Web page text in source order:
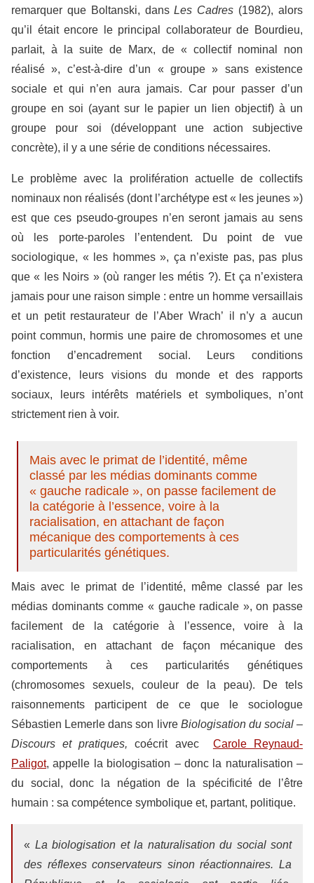
remarquer que Boltanski, dansLes Cadres (1982), alors
qu’il était encore le principal collaborateur de Bourdieu,
parlait, à la suite de Marx, de « collectif nominal non
réalisé », c’est-à-dire d’un « groupe » sans existence
sociale et qui n’en aura jamais. Car pour passer d’un
groupe en soi (ayant sur le papier un lien objectif) à un
groupe pour soi (développant une action subjective
concrète), il y a une série de conditions nécessaires.
Le problème avec la prolifération actuelle de collectifs
nominaux non réalisés (dont l’archétype est « les jeunes »)
est que ces pseudo-groupes n’en seront jamais au sens
où les porte-paroles l’entendent. Du point de vue
sociologique, « les hommes », ça n’existe pas, pas plus
que « les Noirs » (où ranger les métis ?). Et ça n’existera
jamais pour une raison simple : entre un homme versaillais
et un petit restaurateur de l’Aber Wrach’ il n’y a aucun
point commun, hormis une paire de chromosomes et une
fonction d’encadrement social. Leurs conditions
d’existence, leurs visions du monde et des rapports
sociaux, leurs intérêts matériels et symboliques, n’ont
strictement rien à voir.
Mais avec le primat de l’identité, même
classé par les médias dominants comme
« gauche radicale », on passe facilement de
la catégorie à l’essence, voire à la
racialisation, en attachant de façon
mécanique des comportements à ces
particularités génétiques.
Mais avec le primat de l’identité, même classé par les
médias dominants comme « gauche radicale », on passe
facilement de la catégorie à l’essence, voire à la
racialisation, en attachant de façon mécanique des
comportements à ces particularités génétiques
(chromosomes sexuels, couleur de la peau). De tels
raisonnements participent de ce que le sociologue
Sébastien Lemerle dans son livre Biologisation du social –
Discours et pratiques, coécrit avec Carole Reynaud-
Paligot, appelle la biologisation – donc la naturalisation –
du social, donc la négation
de la spécificité de l’être
humain : sa compétence symbolique et, partant, politique.
« La biologisation et la naturalisation du social sont
des réflexes conservateurs sinon réactionnaires. La